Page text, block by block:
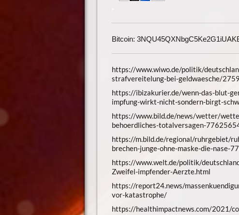
Bitcoin:
https://www.wiwo.de/politik/
strafvereitelung-bei-geldwaesche/
https://ibizakurier.de/wenn-das-blut-
impfung-wirkt-nicht-sondern-birgt-
https://www.bild.de/news/wetter/
behoerdliches-totalversagen-
https://m.bild.de/regional/ruhrgebiet/
brechen-junge-ohne-maske-die-nase-
https://www.welt.de/politik/
Zweifel-impfender-Aerzte.html
https://report24.news/
vor-katastrophe/
https://healthimpactnews.com/2021/